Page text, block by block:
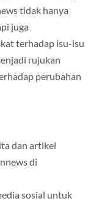
tidak hanya
juga
terhadap isu-isu
rujukan
perubahan
dan artikel
di
sosial untuk